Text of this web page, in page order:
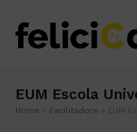
EUM Escola
Home » Facilitadors » EUM